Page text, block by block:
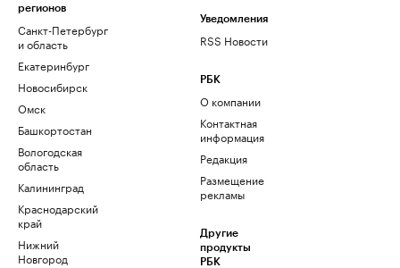
регионов
Санкт-Петербург
и область
Екатеринбург
Новосибирск
Омск
Башкортостан
Вологодская
область
Калининград
Краснодарский
край
Нижний
Новгород
Уведомления
RSS Новости
РБК
О компании
Контактная
информация
Редакция
Размещение
рекламы
Другие
продукты
РБК